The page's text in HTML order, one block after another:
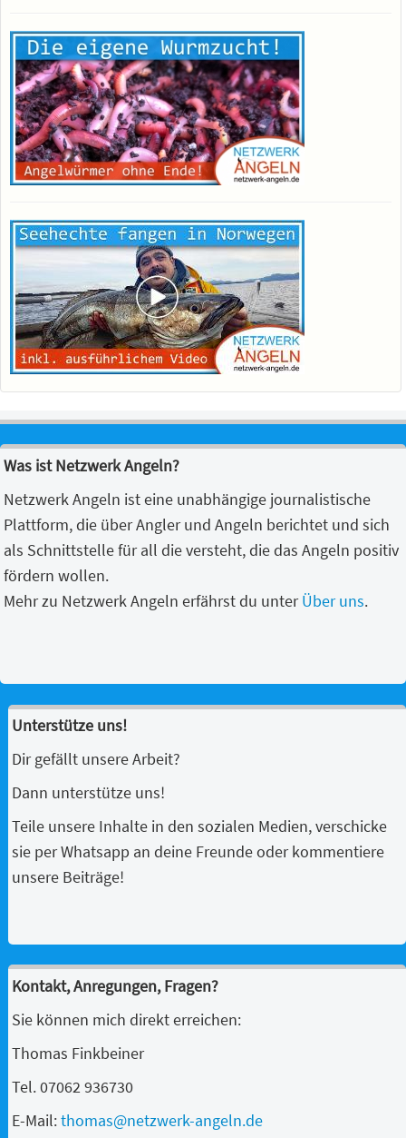
Was ist Netzwerk Angeln?
Netzwerk Angeln ist eine unabhängige journalistische
Plattform, die über Angler und Angeln berichtet und sich
als Schnittstelle für all die versteht, die das Angeln positiv
fördern wollen.
Mehr zu Netzwerk Angeln erfährst du unterÜber uns.
Unterstütze uns!
Dir gefällt unsere Arbeit?
Dann unterstütze uns!
Teile unsere Inhalte in den sozialen Medien, verschicke
sie per Whatsapp an deine Freunde oder kommentiere
unsere Beiträge!
Kontakt, Anregungen, Fragen?
Sie können mich direkt erreichen:
Thomas Finkbeiner
Tel. 07062 936730
E-Mail:thomas@netzwerk-angeln.de